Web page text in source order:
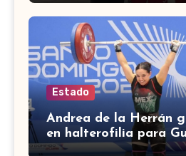
Estado
Andrea de la Herrán
en halterofilia para
los Juegos